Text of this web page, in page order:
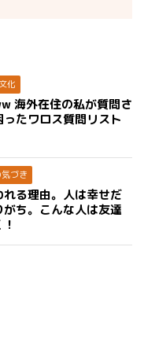
化
海外在住の私が質問さ
たワロス質問リスト
づき
れる理由。人は幸せだ
がち。こんな人は友達